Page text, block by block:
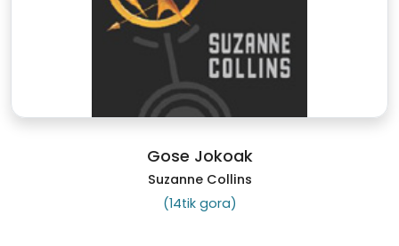
Gose Jokoak
Suzanne Collins
(14tik gora)